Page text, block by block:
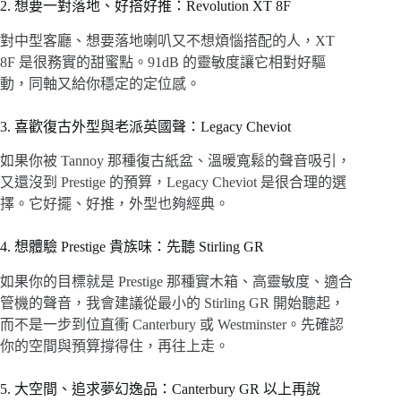
2. 想要一對落地、好搭好推：Revolution XT 8F
對中型客廳、想要落地喇叭又不想煩惱搭配的人，XT
8F 是很務實的甜蜜點。91dB 的靈敏度讓它相對好驅
動，同軸又給你穩定的定位感。
3. 喜歡復古外型與老派英國聲：Legacy Cheviot
如果你被 Tannoy 那種復古紙盆、溫暖寬鬆的聲音吸引，
又還沒到 Prestige 的預算，Legacy Cheviot 是很合理的選
擇。它好擺、好推，外型也夠經典。
4. 想體驗 Prestige 貴族味：先聽 Stirling GR
如果你的目標就是 Prestige 那種實木箱、高靈敏度、適合
管機的聲音，我會建議從最小的 Stirling GR 開始聽起，
而不是一步到位直衝 Canterbury 或 Westminster。先確認
你的空間與預算撐得住，再往上走。
5. 大空間、追求夢幻逸品：Canterbury GR 以上再說